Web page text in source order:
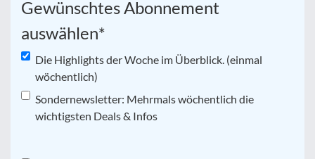
Gewünschtes Abonnement
auswählen*
Die Highlights der Woche im Überblick. (einmal
wöchentlich)
Sondernewsletter: Mehrmals wöchentlich die
wichtigsten Deals & Infos